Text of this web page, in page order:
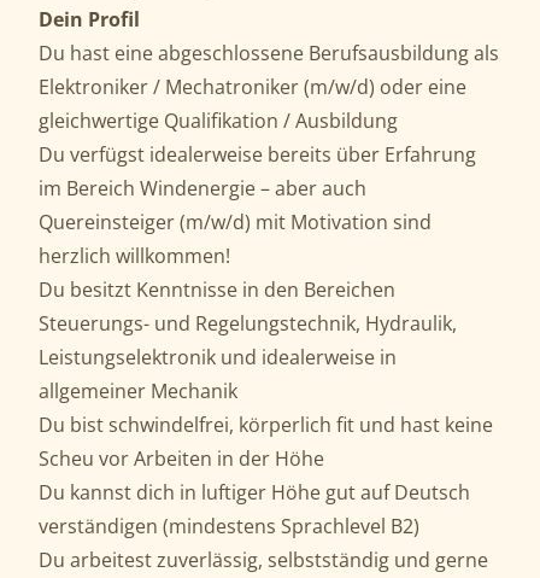
Dein Profil
Du hast eine abgeschlossene Berufsausbildung als
Elektroniker / Mechatroniker (m/w/d) oder eine
gleichwertige Qualifikation / Ausbildung
Du verfügst idealerweise bereits über Erfahrung
im Bereich Windenergie – aber auch
Quereinsteiger (m/w/d) mit Motivation sind
herzlich willkommen!
Du besitzt Kenntnisse in den Bereichen
Steuerungs- und Regelungstechnik, Hydraulik,
Leistungselektronik und idealerweise in
allgemeiner Mechanik
Du bist schwindelfrei, körperlich fit und hast keine
Scheu vor Arbeiten in der Höhe
Du kannst dich in luftiger Höhe gut auf Deutsch
verständigen (mindestens Sprachlevel B2)
Du arbeitest zuverlässig, selbstständig und gerne